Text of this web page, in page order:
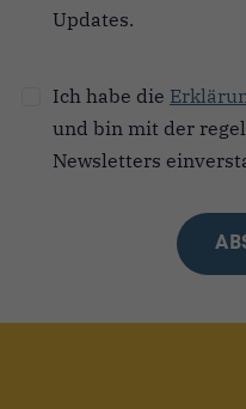
Updates.
Ich habe die
und bin mit der
Newsletters